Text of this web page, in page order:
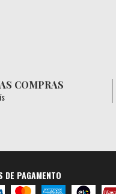
COMPRAS
DE PAGAMENTO